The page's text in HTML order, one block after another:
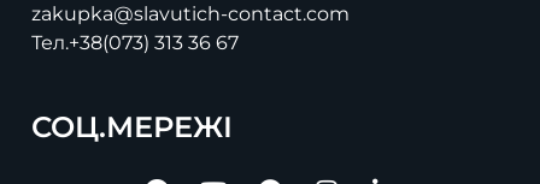
zakupka@slavutich-contact.com
Тел.+38(073) 313 36 67
СОЦ.МЕРЕЖІ